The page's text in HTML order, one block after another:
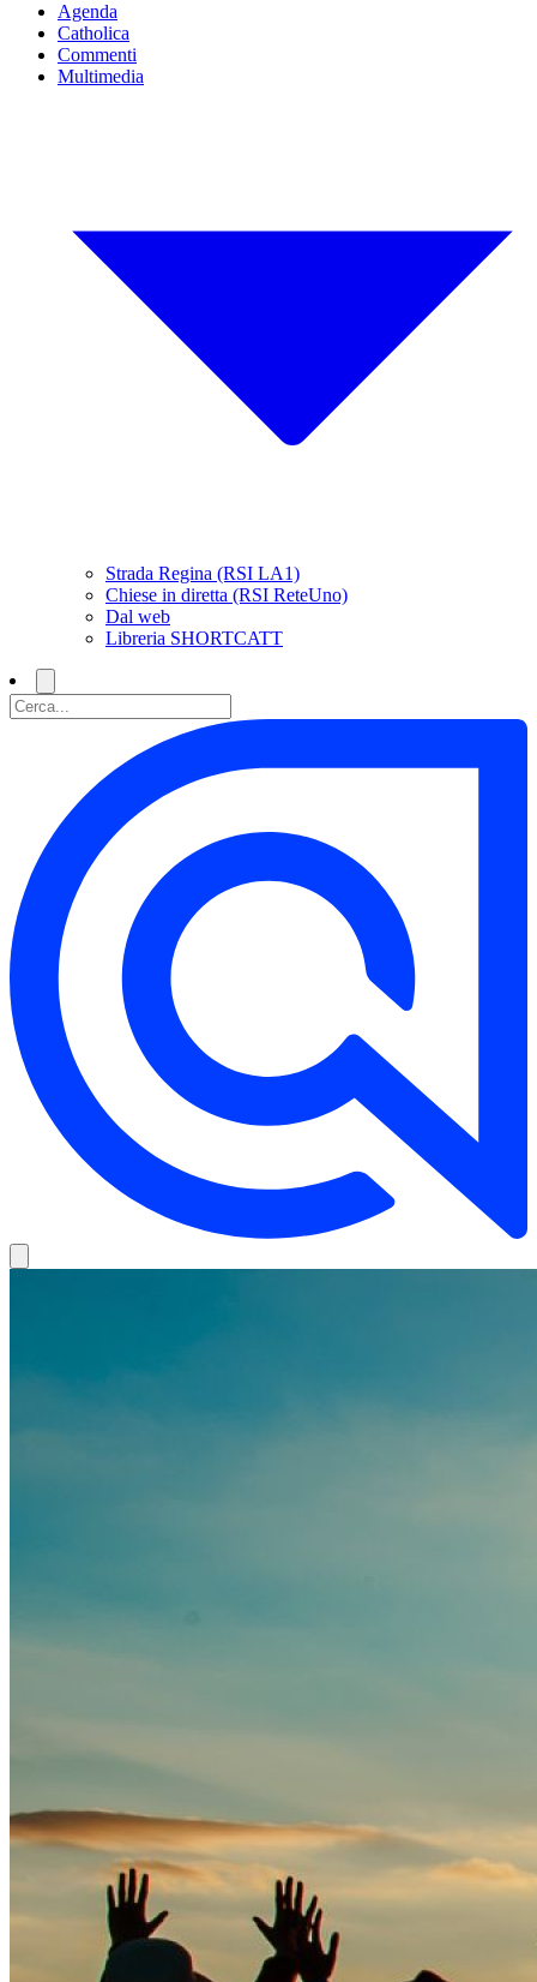
Agenda
Catholica
Commenti
Multimedia
Strada Regina (RSI LA1)
Chiese in diretta (RSI ReteUno)
Dal web
Libreria SHORTCATT